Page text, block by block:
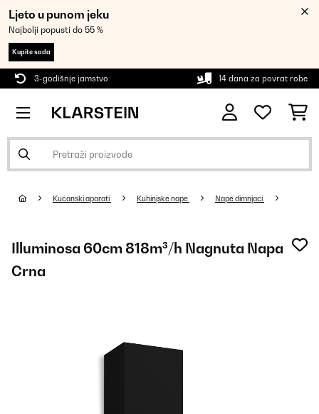
Ljeto u punom jeku
Najbolji popusti do 55 %
Kupite sada
3-godišnje jamstvo 14 dana za povrat robe
Kućanski aparati Kuhinjske nape Nape dimnjaci
Illuminosa 60cm 818m³/h Nagnuta Napa
Crna